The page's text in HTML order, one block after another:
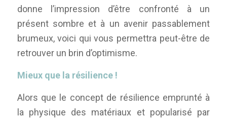
donne l’impression d’être confronté à un
présent sombre et à un avenir passablement
brumeux, voici qui vous permettra peut-être de
retrouver un brin d’optimisme.
Mieux que la résilience !
Alors que le concept de résilience emprunté à
la physique des matériaux et popularisé par